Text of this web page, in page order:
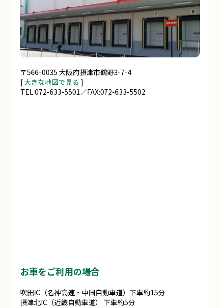
〒566-0035 大阪府摂津市鶴野3-7-4
[大きな地図で見る ]
TEL:072-633-5501／FAX:072-633-5502
お車をご利用の場合
吹田IC（名神高速・中国自動車道）下車約15分
摂津北IC（近畿自動車道） 下車約5分